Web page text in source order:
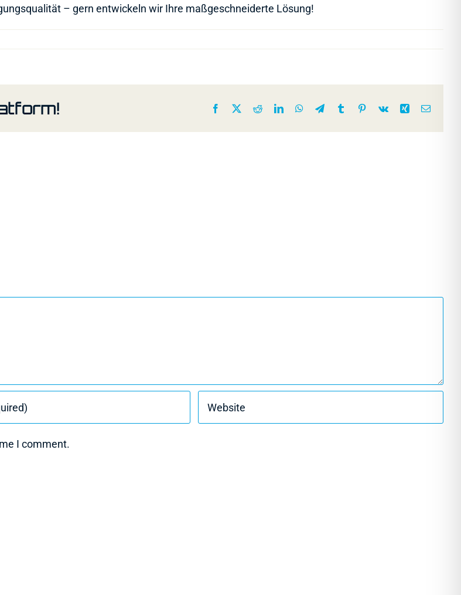
– gern entwickeln wir Ihre maßgeschneiderte Lösung!
Facebook
X RedditLinkedInWhatsApp
TelegramTumblrPinterest
Vk Xing Email
I comment.